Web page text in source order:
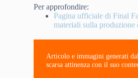
Per approfondire:
Pagina ufficiale di Final
materiali sulla produzione
Articolo e immagini generati
scarsa attinenza con il suo